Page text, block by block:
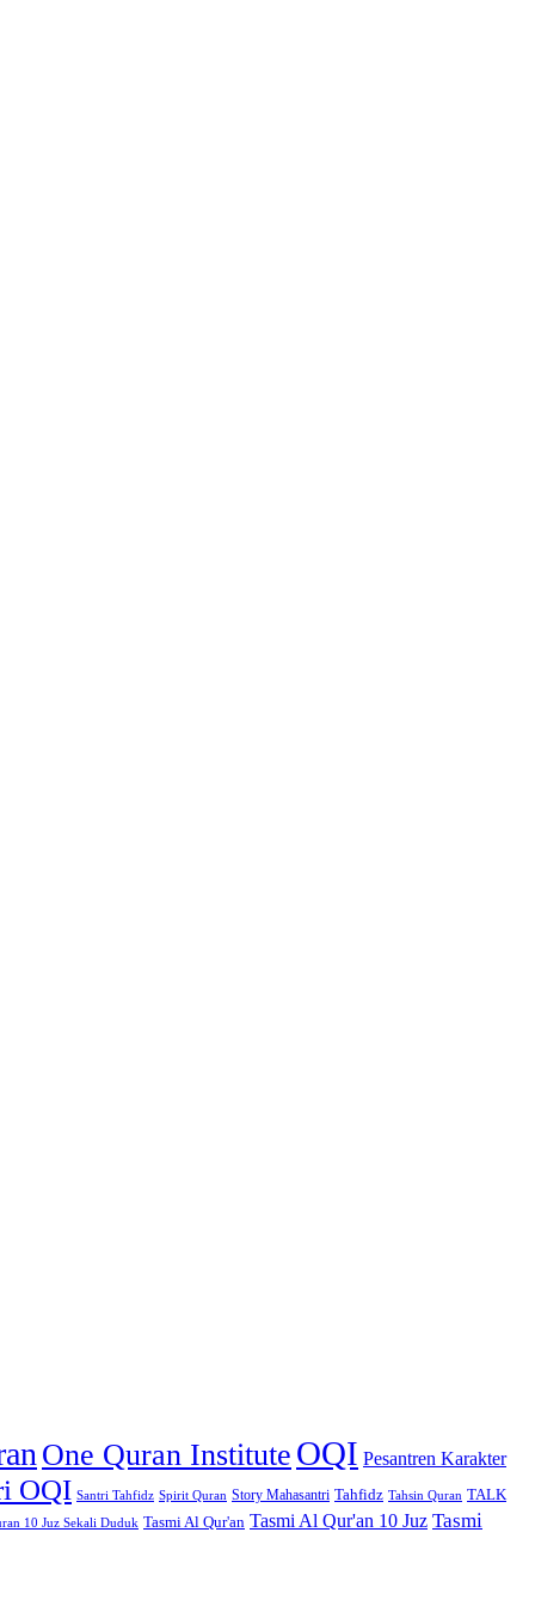
One Quran Institute OQI Pesantren Karakter
OQI Santri Tahfidz Spirit Quran Story Mahasantri Tahfidz Tahsin Quran TALK
10 Juz Sekali Duduk Tasmi Al Qur'an Tasmi Al Qur'an 10 Juz Tasmi